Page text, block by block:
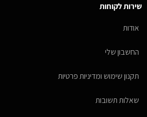
שירות לקוחות
אודות
החשבון שלי
תקנון שימוש ומדיניות פרטיות
שאלות תשובות